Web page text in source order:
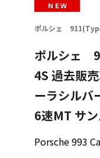
ＮＥＷ
ポルシェ
ポルシェ
4S 過去販
ーラシルバ
6速MT サ
Porsche 993